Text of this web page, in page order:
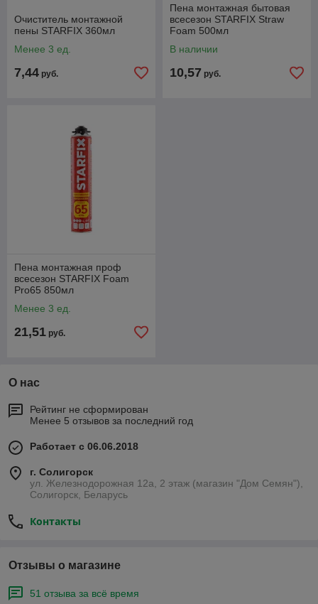
Очиститель монтажной
пены STARFIX 360мл
Менее 3 ед.
7,44 руб.
Пена монтажная бытовая
всесезон STARFIX Straw
Foam 500мл
В наличии
10,57 руб.
Пена монтажная проф
всесезон STARFIX Foam
Pro65 850мл
Менее 3 ед.
21,51 руб.
О нас
Рейтинг не сформирован
Менее 5 отзывов за последний год
Работает с 06.06.2018
г. Солигорск
ул. Железнодорожная 12а, 2 этаж (магазин "Дом Семян"),
Солигорск, Беларусь
Контакты
Отзывы о магазине
51 отзыва за всё время